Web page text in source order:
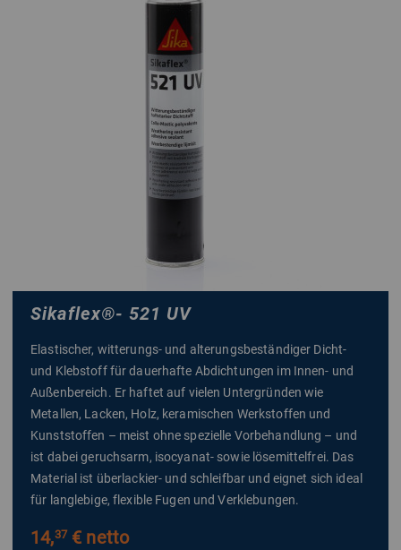
Sikaflex®- 521 UV
Elastischer, witterungs- und alterungsbeständiger Dicht-
und Klebstoff für dauerhafte Abdichtungen im Innen- und
Außenbereich. Er haftet auf vielen Untergründen wie
Metallen, Lacken, Holz, keramischen Werkstoffen und
Kunststoffen – meist ohne spezielle Vorbehandlung – und
ist dabei geruchsarm, isocyanat- sowie lösemittelfrei. Das
Material ist überlackier- und schleifbar und eignet sich ideal
für langlebige, flexible Fugen und Verklebungen.
14,37€ netto